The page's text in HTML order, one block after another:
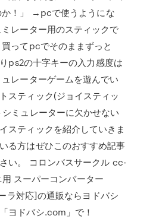
！」 →pcで使うようにな
レーター用のスティックで
ってpcでそのままずっと
ps2の十字キーの入力感度は
レーターゲームを遊んでい
スティック(ジョイスティッ
ミュレーターに欠かせない
スティックを紹介していきま
る方はぜひこのおすすめ記事
い。 コロンバスサークル cc-
スーパーコンバーター
ラ対応]の通販ならヨドバシ
ヨドバシ.com」で！